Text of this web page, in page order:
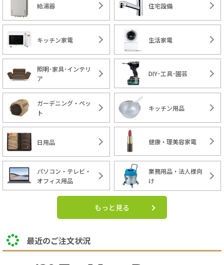
給湯器 住宅設備
キッチン家電 生活家電
照明･家具･インテリ
ア
DIY･工具･園芸
ガーデニング・ペッ
ト
キッチン用品
日用品 健康・理美容家電
パソコン・テレビ・
オフィス用品
業務用品・法人様向
け
もっと見る
最近のご注文状況